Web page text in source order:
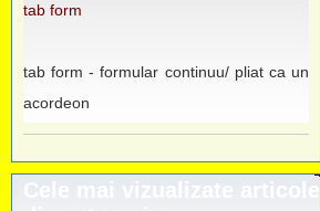
tab form
tab form - formular continuu/ pliat ca un
acordeon
Cele mai vizualizate articole